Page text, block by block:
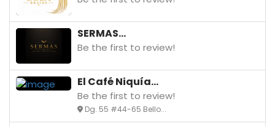
SERMAS...
Be the first to review!
El Café Niquía...
Be the first to review!
Dg. 55 #44-65 Bello...